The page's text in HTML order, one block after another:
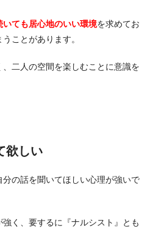
いても居心地のいい環境を求めてお
ことがあります。
二人の空間を楽しむことに意識を
欲しい
の話を聞いてほしい心理が強いで
強く、要するに『ナルシスト』とも